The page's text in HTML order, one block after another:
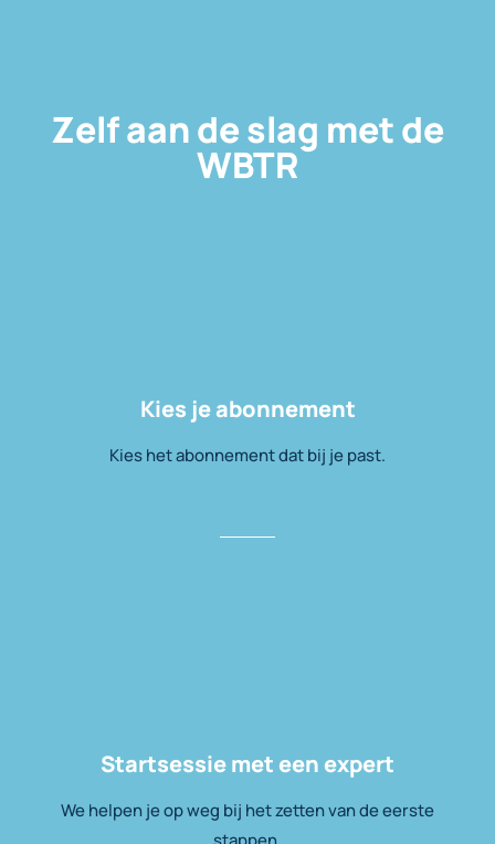
Zelf aan de slag met de
WBTR
Kies je abonnement
Kies het abonnement dat bij je past.
Startsessie met een expert
We helpen je op weg bij het zetten van de eerste